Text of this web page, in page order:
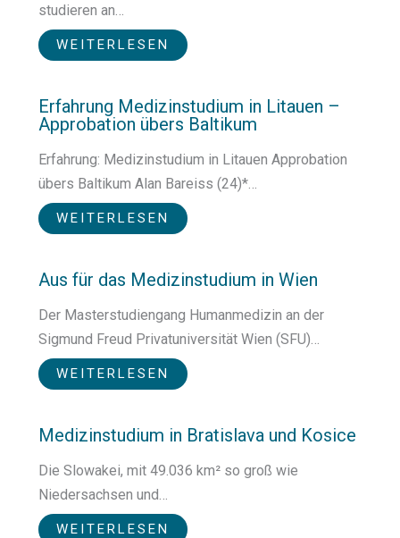
studieren an…
WEITERLESEN
Erfahrung Medizinstudium in Litauen –
Approbation übers Baltikum
Erfahrung: Medizinstudium in Litauen Approbation
übers Baltikum Alan Bareiss (24)*…
WEITERLESEN
Aus für das Medizinstudium in Wien
Der Masterstudiengang Humanmedizin an der
Sigmund Freud Privatuniversität Wien (SFU)…
WEITERLESEN
Medizinstudium in Bratislava und Kosice
Die Slowakei, mit 49.036 km² so groß wie
Niedersachsen und…
WEITERLESEN